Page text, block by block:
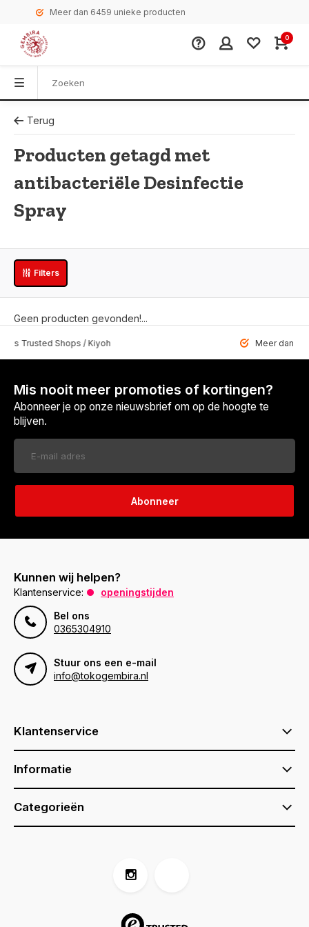
Meer dan 6459 unieke producten
0
Terug
Producten getagd met
antibacteriële Desinfectie
Spray
Filters
Geen producten gevonden!...
Shops / Kiyoh Meer dan 6459
Mis nooit meer promoties of kortingen?
Abonneer je op onze nieuwsbrief om op de hoogte te
blijven.
Abonneer
Kunnen wij helpen?
Klantenservice:
openingstijden
Bel ons
0365304910
Stuur ons een e-mail
info@tokogembira.nl
Klantenservice
Informatie
Categorieën